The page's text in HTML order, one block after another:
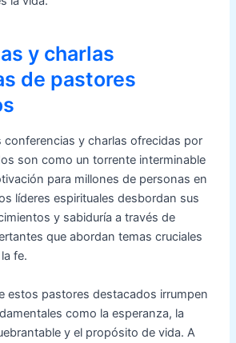
y charlas
de pastores
conferencias y charlas ofrecidas por
son como un torrente interminable
para millones de personas en
líderes espirituales desbordan sus
y sabiduría a través de
que abordan temas cruciales
fe.
estos pastores destacados irrumpen
como la esperanza, la
y el propósito de vida. A